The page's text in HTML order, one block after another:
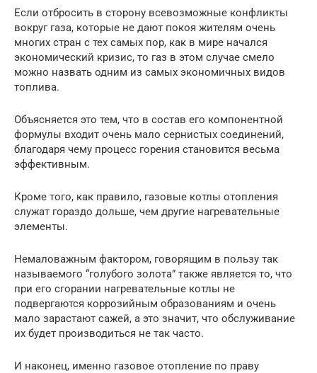
Если отбросить в сторону всевозможные конфликты
вокруг газа, которые не дают покоя жителям очень
многих стран с тех самых пор, как в мире начался
экономический кризис, то газ в этом случае смело
можно назвать одним из самых экономичных видов
топлива.
Объясняется это тем, что в состав его компонентной
формулы входит очень мало сернистых соединений,
благодаря чему процесс горения становится весьма
эффективным.
Кроме того, как правило, газовые котлы отопления
служат гораздо дольше, чем другие нагревательные
элементы.
Немаловажным фактором, говорящим в пользу так
называемого “голубого золота” также является то, что
при его сгорании нагревательные котлы не
подвергаются коррозийным образованиям и очень
мало зарастают сажей, а это значит, что обслуживание
их будет производиться не так часто.
И наконец, именно газовое отопление по праву